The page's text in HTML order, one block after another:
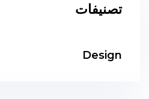
تصنيفات
Design